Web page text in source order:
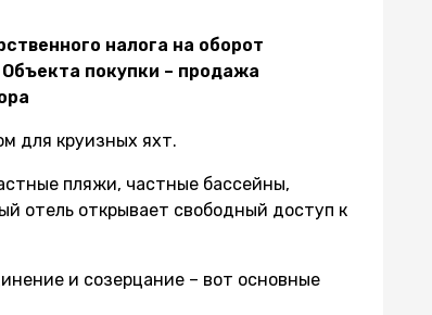
налога на оборот
покупки – продажа
для круизных яхт.
пляжи, частные бассейны,
отель открывает свободный доступ к
и созерцание – вот основные